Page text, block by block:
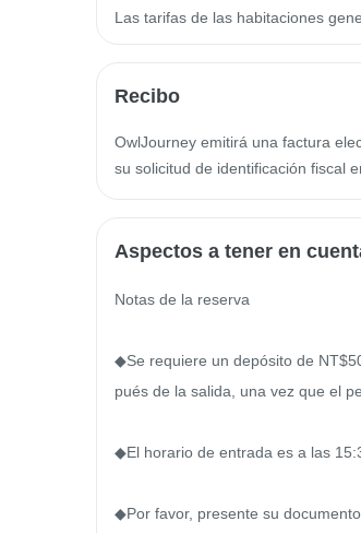
Las tarifas de las habitaciones
Recibo
OwlJourney emitirá una factura
su solicitud de identificación fiscal
Aspectos a tener en
Notas de la reserva
◆Se requiere un depósito de
pués de la salida, una vez que el
◆El horario de entrada es a las
◆Por favor, presente su